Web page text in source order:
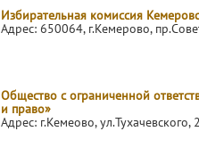
Избирательная комиссия
Адрес: 650064, г.Кемерово,
Общество с ограниченной
и право»
Адрес: г.Кемеово,